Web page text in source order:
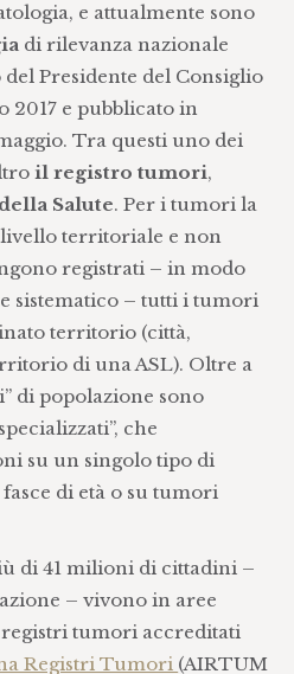
e attualmente sono
di rilevanza nazionale
Presidente del Consiglio
2017 e pubblicato in
Tra questi uno dei
il registro tumori,
Salute. Per i tumori la
territoriale e non
registrati – in modo
sistematico – tutti i tumori
territorio (città,
di una ASL). Oltre a
di popolazione sono
che
su un singolo tipo di
di età o su tumori
di 41 milioni di cittadini –
– vivono in aree
registri tumori accreditati
Registri Tumori (AIRTUM